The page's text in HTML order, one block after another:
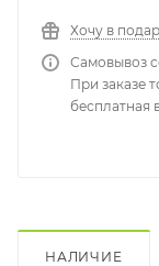
Хочу в
Самовывоз
При заказе
бесплатная
НАЛИЧИЕ